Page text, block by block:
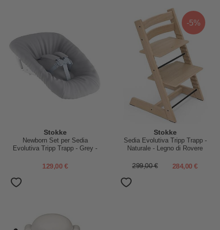
Stokke
Newborn Set per Sedia
Evolutiva Tripp Trapp - Grey -
129,00 €
-5%
Stokke
Sedia Evolutiva Tripp Trapp -
Naturale - Legno di Rovere
299,00 € 284,00 €